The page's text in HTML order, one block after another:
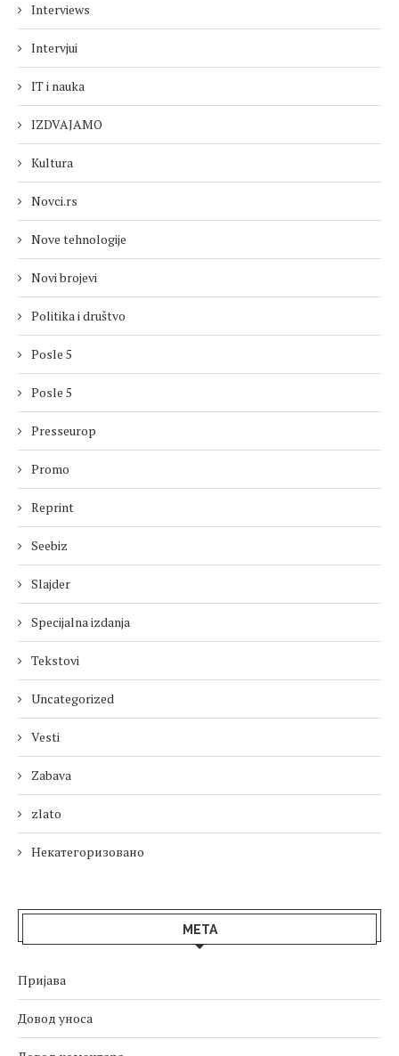
Interviews
Intervjui
IT i nauka
IZDVAJAMO
Kultura
Novci.rs
Nove tehnologije
Novi brojevi
Politika i društvo
Posle 5
Posle 5
Presseurop
Promo
Reprint
Seebiz
Slajder
Specijalna izdanja
Tekstovi
Uncategorized
Vesti
Zabava
zlato
Некатегоризовано
МЕТА
Пријава
Довод уноса